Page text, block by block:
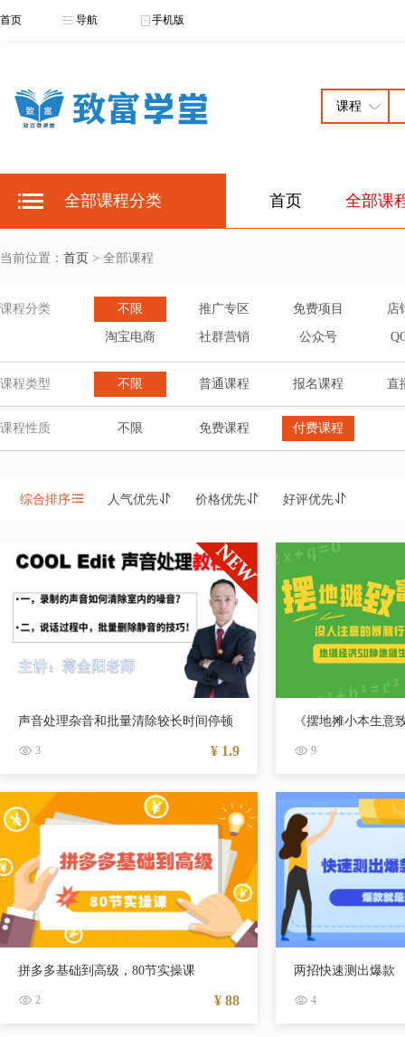
首页 导航 手机版
全部课程分类 首页 全部课
当前位置： 首页 > 全部课程
课程分类 不限 推广专区 免费项目 店
淘宝电商 社群营销 公众号
课程类型 不限 普通课程 报名课程 直
课程性质 不限 免费课程 付费课程
综合排序 人气优先 价格优先 好评优先
声音处理杂音和批量清除较长时间停顿
3 ¥ 1.9
《摆地摊小本生意
9
拼多多基础到高级，80节实操课
2 ¥ 88
两招快速测出爆款
4